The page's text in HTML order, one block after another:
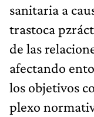
sanitaria a
trastoca
de las
afectando
los objetivos
plexo